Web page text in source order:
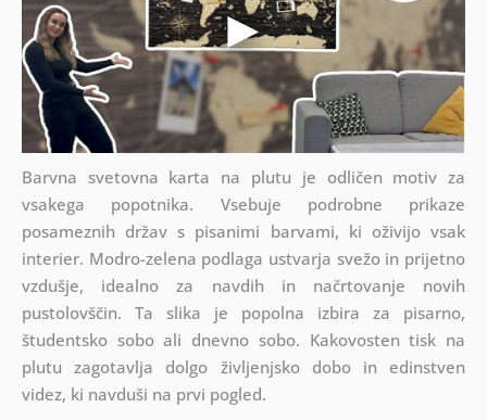
Barvna svetovna karta na plutu je odličen motiv za
vsakega popotnika. Vsebuje podrobne prikaze
posameznih držav s pisanimi barvami, ki oživijo vsak
interier. Modro-zelena podlaga ustvarja svežo in prijetno
vzdušje, idealno za navdih in načrtovanje novih
pustolovščin. Ta slika je popolna izbira za pisarno,
študentsko sobo ali dnevno sobo. Kakovosten tisk na
plutu zagotavlja dolgo življenjsko dobo in edinstven
videz, ki navduši na prvi pogled.